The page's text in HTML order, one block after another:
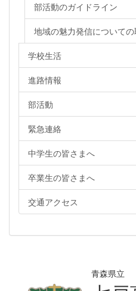
部活動のガイドライン
地域の魅力発信について
学校生活
進路情報
部活動
緊急連絡
中学生の皆さまへ
卒業生の皆さまへ
交通アクセス
青森県立